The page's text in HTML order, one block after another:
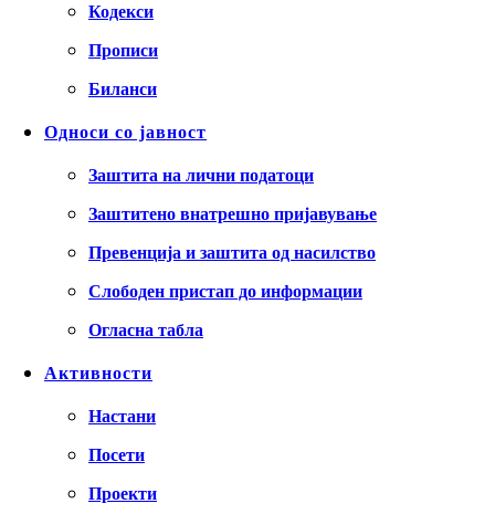
Кодекси
Прописи
Биланси
Односи со јавност
Заштита на лични податоци
Заштитено внатрешно пријавување
Превенција и заштита од насилство
Слободен пристап до информации
Огласна табла
Активности
Настани
Посети
Проекти